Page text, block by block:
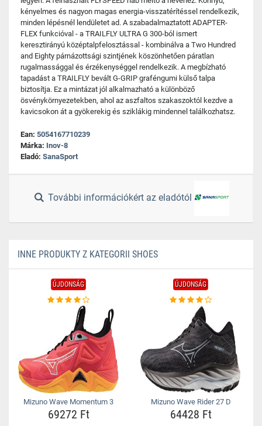
kényelmes és nagyon magas energia-visszatérítéssel rendelkezik,
minden lépésnél lendületet ad. A szabadalmaztatott ADAPTER-
FLEX funkcióval - a TRAILFLY ULTRA G 300-ból ismert
keresztirányú középtalpfelosztással - kombinálva a Two Hundred
and Eighty párnázottsági szintjének köszönhetően páratlan
rugalmassággal és érzékenységgel rendelkezik. A megbízható
tapadást a TRAILFLY bevált G-GRIP graféngumi külső talpa
biztosítja. Ez a mintázat jól alkalmazható a különböző
ösvénykörnyezetekben, ahol az aszfaltos szakaszoktól kezdve a
kavicsokon át a gyökerekig és sziklákig mindennel találkozhatsz.
Ean: 5054167710239
Márka: Inov-8
Eladó: SanaSport
További információkért az eladótól
INNE PRODUKTY Z KATEGORII SHOES
ÚJDONSÁG
Mizuno Wave Momentum 3
69272 Ft
ÚJDONSÁG
Mizuno Wave Rider 27 D
64428 Ft